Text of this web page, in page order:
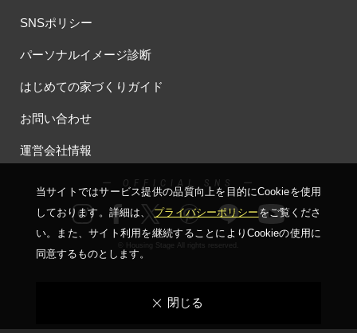
SNSポリシー
パーソナルイメージ診断
はじめての家づくりガイド
お問い合わせ
運営会社情報
ー OFFICIAL SNS ー
© Housing Stage All rights reserved.
当サイトではサービス提供の品質向上を⽬的にCookieを使⽤
しております。詳細は、プライバシーポリシーをご覧くださ
い。
また、サイト利⽤を継続することによりCookieの使⽤に
同意するものとします。
閉じる